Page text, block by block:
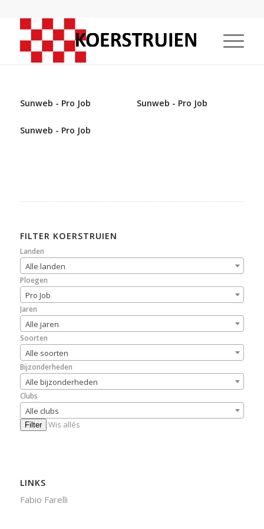
Sunweb - Pro Job Sunweb - Pro Job
Sunweb - Pro Job
FILTER KOERSTRUIEN
Landen
Alle landen
Ploegen
Pro Job
Jaren
Alle jaren
Soorten
Alle soorten
Bijzonderheden
Alle bijzonderheden
Clubs
Alle clubs
Filter Wis allés
LINKS
Fabio Farelli